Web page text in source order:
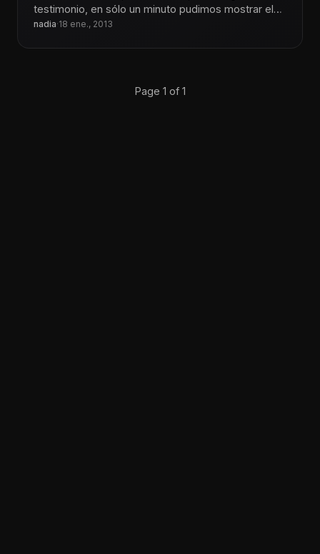
testimonio, en sólo un minuto pudimos mostrar el
poder que tiene la
nadia·18 ene., 2013
Page 1 of 1